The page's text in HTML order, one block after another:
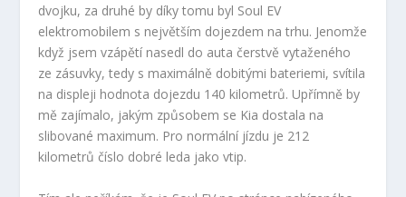
dvojku, za druhé by díky tomu byl Soul EV
elektromobilem s největším dojezdem na trhu. Jenomže
když jsem vzápětí nasedl do auta čerstvě vytaženého
ze zásuvky, tedy s maximálně dobitými bateriemi, svítila
na displeji hodnota dojezdu 140 kilometrů. Upřímně by
mě zajímalo, jakým způsobem se Kia dostala na
slibované maximum. Pro normální jízdu je 212
kilometrů číslo dobré leda jako vtip.